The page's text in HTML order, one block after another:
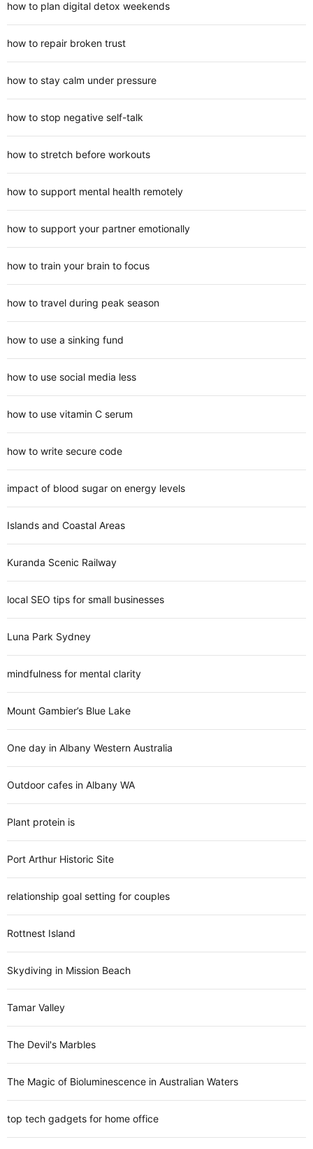
how to plan digital detox weekends
how to repair broken trust
how to stay calm under pressure
how to stop negative self-talk
how to stretch before workouts
how to support mental health remotely
how to support your partner emotionally
how to train your brain to focus
how to travel during peak season
how to use a sinking fund
how to use social media less
how to use vitamin C serum
how to write secure code
impact of blood sugar on energy levels
Islands and Coastal Areas
Kuranda Scenic Railway
local SEO tips for small businesses
Luna Park Sydney
mindfulness for mental clarity
Mount Gambier’s Blue Lake
One day in Albany Western Australia
Outdoor cafes in Albany WA
Plant protein is
Port Arthur Historic Site
relationship goal setting for couples
Rottnest Island
Skydiving in Mission Beach
Tamar Valley
The Devil's Marbles
The Magic of Bioluminescence in Australian Waters
top tech gadgets for home office